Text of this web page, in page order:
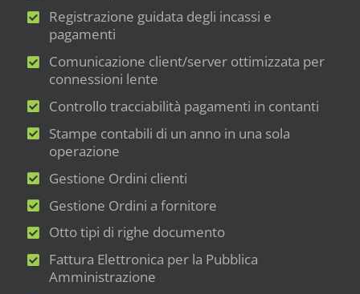
Registrazione guidata degli incassi e
pagamenti
Comunicazione client/server ottimizzata per
connessioni lente
Controllo tracciabilità pagamenti in contanti
Stampe contabili di un anno in una sola
operazione
Gestione Ordini clienti
Gestione Ordini a fornitore
Otto tipi di righe documento
Fattura Elettronica per la Pubblica
Amministrazione